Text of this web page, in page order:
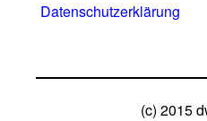
Datenschutzerklärung
(c) 2015